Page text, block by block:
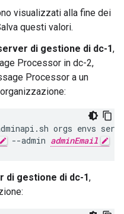
visualizzati alla fine dei
questi valori.
di gestione di dc-1,
Processor in dc-2,
Processor a un
orgs envs
--admin adminEmail --
di gestione di dc-1,